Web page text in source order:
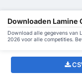
Downloaden Lamine
Download alle gegevens van
2026 voor alle competities.